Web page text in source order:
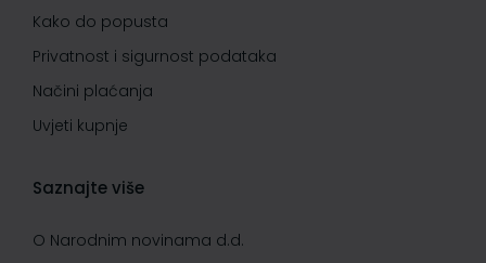
Kako do popusta
Privatnost i sigurnost podataka
Načini plaćanja
Uvjeti kupnje
Saznajte više
O Narodnim novinama d.d.